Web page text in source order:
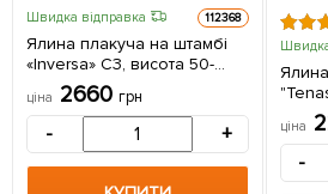
Швидка відправка 112368
Ялина плакуча на штамбі
«Inversa» С3, висота 50-
70см 1 саджанець в
упаковці
ціна 2660 грн
- +
Ялина
1
ціна
-